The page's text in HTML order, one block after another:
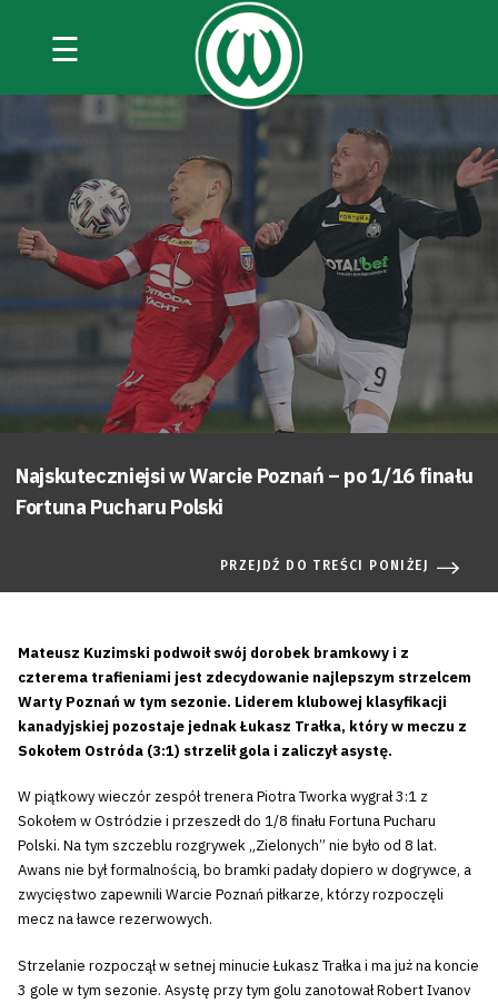
☰
Najskuteczniejsi w Warcie Poznań – po 1/16 finału
Fortuna Pucharu Polski
PRZEJDŹ DO TREŚCI PONIŻEJ
Mateusz Kuzimski podwoił swój dorobek bramkowy i z
czterema trafieniami jest zdecydowanie najlepszym strzelcem
Warty Poznań w tym sezonie. Liderem klubowej klasyfikacji
kanadyjskiej pozostaje jednak Łukasz Trałka, który w meczu z
Sokołem Ostróda (3:1) strzelił gola i zaliczył asystę.
W piątkowy wieczór zespół trenera Piotra Tworka wygrał 3:1 z
Sokołem w Ostródzie i przeszedł do 1/8 finału Fortuna Pucharu
Polski. Na tym szczeblu rozgrywek „Zielonych” nie było od 8 lat.
Awans nie był formalnością, bo bramki padały dopiero w dogrywce, a
zwycięstwo zapewnili Warcie Poznań piłkarze, którzy rozpoczęli
mecz na ławce rezerwowych.
Strzelanie rozpoczął w setnej minucie Łukasz Trałka i ma już na koncie
3 gole w tym sezonie. Asystę przy tym golu zanotował Robert Ivanov